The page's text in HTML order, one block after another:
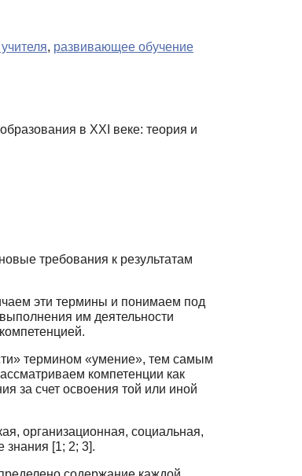
, развивающее обучение
в XXI веке: теория и
требования к результатам
эти термины и понимаем под
им дея­тельности
термином «умение», тем самым
компе­тенции как
за счет освоения той или иной
организационная, социальная,
знания [1; 2; 3].